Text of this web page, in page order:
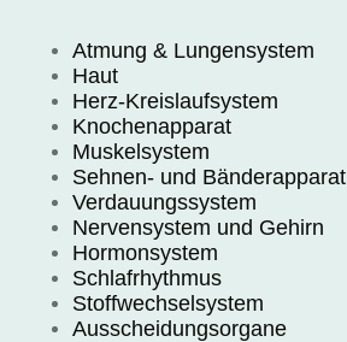
Atmung & Lungensystem
Haut
Herz-Kreislaufsystem
Knochenapparat
Muskelsystem
Sehnen- und Bänderapparat
Verdauungssystem
Nervensystem und Gehirn
Hormonsystem
Schlafrhythmus
Stoffwechselsystem
Ausscheidungsorgane